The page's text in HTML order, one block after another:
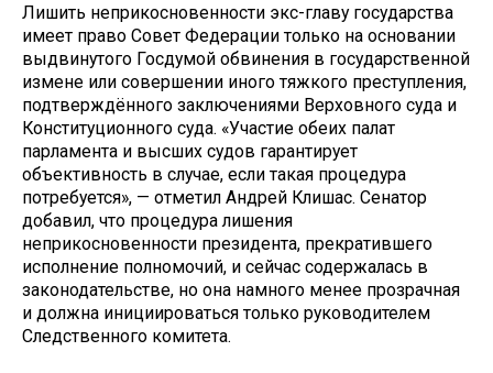
Лишить неприкосновенности экс-главу государства
имеет право Совет Федерации только на основании
выдвинутого Госдумой обвинения в государственной
измене или совершении иного тяжкого преступления,
подтверждённого заключениями Верховного суда и
Конституционного суда. «Участие обеих палат
парламента и высших судов гарантирует
объективность в случае, если такая процедура
потребуется», — отметил Андрей Клишас. Сенатор
добавил, что процедура лишения
неприкосновенности президента, прекратившего
исполнение полномочий, и сейчас содержалась в
законодательстве, но она намного менее прозрачная
и должна инициироваться только руководителем
Следственного комитета.